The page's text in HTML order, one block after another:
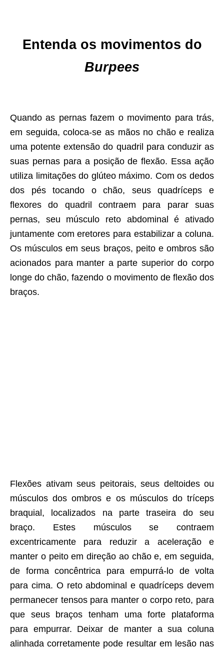
Entenda os movimentos do
Burpees
Quando as pernas fazem o movimento para trás,
em seguida, coloca-se as mãos no chão e realiza
uma potente extensão do quadril para conduzir as
suas pernas para a posição de flexão. Essa ação
utiliza limitações do glúteo máximo. Com os dedos
dos pés tocando o chão, seus quadríceps e
flexores do quadril contraem para parar suas
pernas, seu músculo reto abdominal é ativado
juntamente com eretores para estabilizar a coluna.
Os músculos em seus braços, peito e ombros são
acionados para manter a parte superior do corpo
longe do chão, fazendo o movimento de flexão dos
braços.
Flexões ativam seus peitorais, seus deltoides ou
músculos dos ombros e os músculos do tríceps
braquial, localizados na parte traseira do seu
braço. Estes músculos se contraem
excentricamente para reduzir a aceleração e
manter o peito em direção ao chão e, em seguida,
de forma concêntrica para empurrá-lo de volta
para cima. O reto abdominal e quadríceps devem
permanecer tensos para manter o corpo reto, para
que seus braços tenham uma forte plataforma
para empurrar. Deixar de manter a sua coluna
alinhada corretamente pode resultar em lesão nas